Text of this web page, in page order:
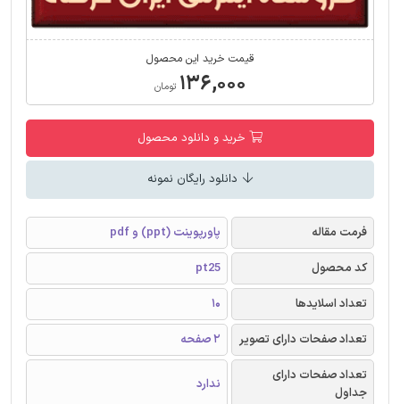
قیمت خرید این محصول
۱۳۶,۰۰۰ تومان
خرید و دانلود محصول
دانلود رایگان نمونه
فرمت مقاله
پاورپوینت (ppt) و pdf
کد محصول
pt25
تعداد اسلایدها
10
تعداد صفحات دارای تصویر
2 صفحه
تعداد صفحات دارای
جداول
ندارد